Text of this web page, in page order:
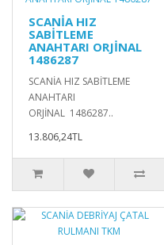
SCANİA HIZ
SABİTLEME
ANAHTARI ORJİNAL
1486287
SCANİA HIZ SABİTLEME
ANAHTARI
ORJİNAL 1486287..
13.806,24TL